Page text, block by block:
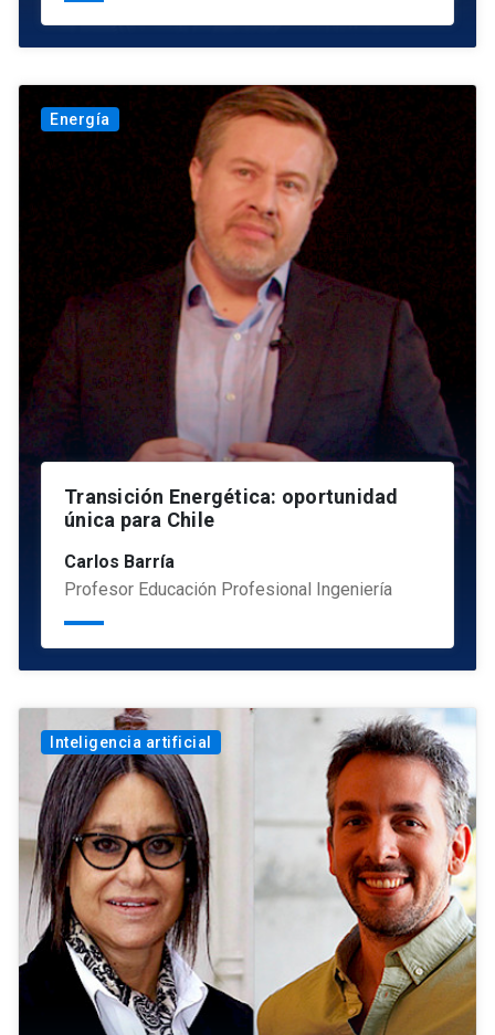
Energía
Transición Energética: oportunidad
única para Chile
Carlos Barría
Profesor Educación Profesional Ingeniería
Inteligencia artificial